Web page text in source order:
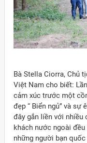
Bà Stella Ciorra, Chủ
Việt Nam cho biết:
cảm xúc trước một
đẹp “ Biển ngủ” và sự
đây gắn liền với nhiều
khách nước ngoài
những người bạn